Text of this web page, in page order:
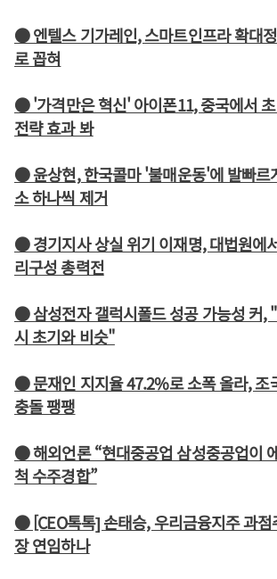
● 엔텔스 기가레인, 스마트인프라 확대
로 꼽혀
● '가격만은 혁신' 아이폰11, 중국에서
전략 효과 봐
● 윤상현, 한국콜마 '불매운동'에 발빠르
소 하나씩 제거
● 경기지사 상실 위기 이재명, 대법원에
리구성 총력전
● 삼성전자 갤럭시폴드 성공 가능성 커,
시 초기와 비슷"
● 문재인 지지율 47.2%로 소폭 올라, 조
충돌 팽팽
● 해외언론 “현대중공업 삼성중공업이
척 수주경합”
● [CEO톡톡] 손태승, 우리금융지주 과점
장 연임하나